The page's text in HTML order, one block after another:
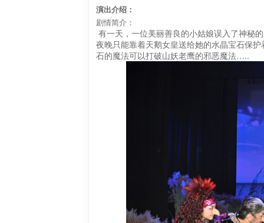
演出介绍：
剧情简介：
有一天，一位美丽善良的小姑娘误入了神秘的
夜晚只能靠着天鹅女皇送给她的水晶宝石保
石的魔法可以打破山妖老鹰的邪恶魔法…..